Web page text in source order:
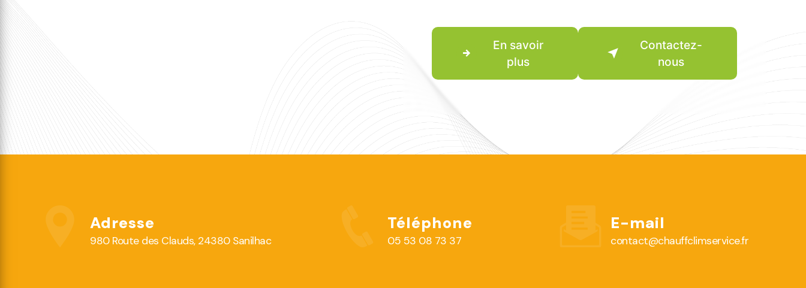
En savoir
plus
Contactez-
nous
Adresse
980 Route des Clauds, 24380 Sanilhac
Téléphone
05 53 08 73 37
E-mail
contact@chauffclimservice.fr